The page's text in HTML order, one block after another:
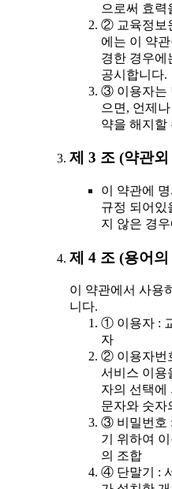
으로써 효력
② 교육정보
에는 이 약
경한 경우에
공시합니다.
③ 이용자는
으면, 언제
약을 해지할
제 3 조 (약관
이 약관에
규정 되어있
지 않은 경
제 4 조 (용어
이 약관에서 사용
니다.
① 이용자 :
자
② 이용자번
서비스 이용
자의 선택에
문자와 숫자
③ 비밀번호
기 위하여
의 조합
④ 단말기 :